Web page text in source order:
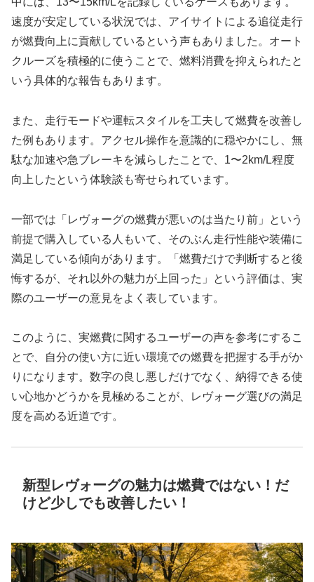
速度が安定している状況では、アイサイトによる追従走行
が燃費向上に貢献しているという声もありました。オート
クルーズを積極的に使うことで、燃料消費を抑えられたと
いう具体的な報告もあります。
また、走行モードや運転スタイルを工夫して燃費を改善し
た例もあります。アクセル操作を意識的に穏やかにし、無
駄な加速や急ブレーキを減らしたことで、1〜2km/L程度
向上したという体験談も寄せられています。
一部では「レヴォーグの燃費が悪いのは当たり前」という
前提で購入している人もいて、そのぶん走行性能や装備に
満足している傾向があります。「燃費だけで判断すると後
悔するが、それ以外の魅力が上回った」という評価は、実
際のユーザーの意見をよく表しています。
このように、実燃費に関するユーザーの声を参考にするこ
とで、自分の使い方に近い環境での燃費を把握する手がか
りになります。数字の良し悪しだけでなく、納得できる使
い心地かどうかを見極めることが、レヴォーグ選びの満足
度を高める近道です。
新型レヴォーグの魅力は燃費ではない！だ
けど少しでも改善したい！